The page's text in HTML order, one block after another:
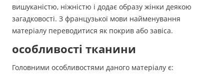
вишуканістю, ніжністю і додає образу жінки деякою
загадковості. З французької мови найменування
матеріалу переводитися як покрив або завіса.
особливості тканини
Головними особливостями даного матеріалу є: